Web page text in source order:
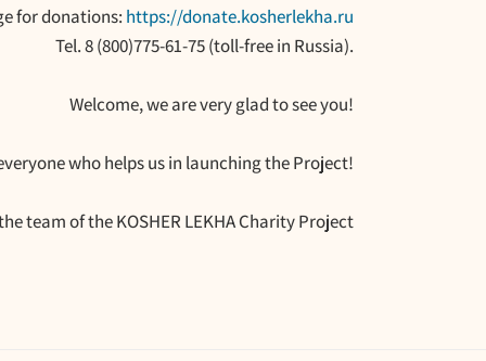
for donations: https://donate.kosherlekha.ru
Tel. 8 (800)775-61-75 (toll-free in Russia).
Welcome, we are very glad to see you!
who helps us in launching the Project!
team of the KOSHER LEKHA Charity Project